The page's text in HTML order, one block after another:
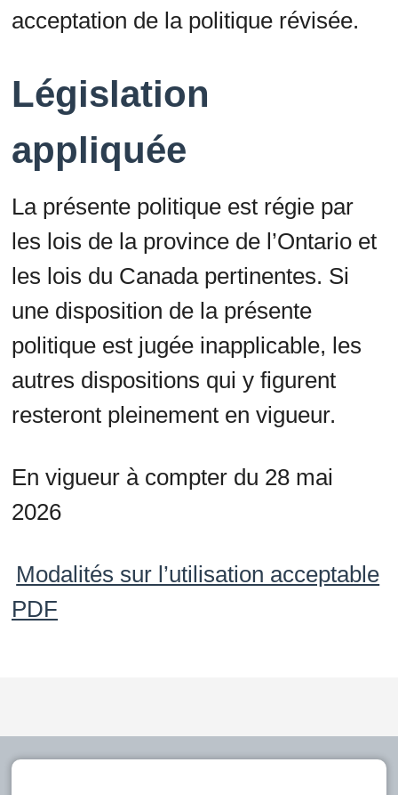
acceptation de la politique révisée.
Législation
appliquée
La présente politique est régie par
les lois de la province de l’Ontario et
les lois du Canada pertinentes. Si
une disposition de la présente
politique est jugée inapplicable, les
autres dispositions qui y figurent
resteront pleinement en vigueur.
En vigueur à compter du 28 mai
2026
Modalités sur l’utilisation acceptable
PDF